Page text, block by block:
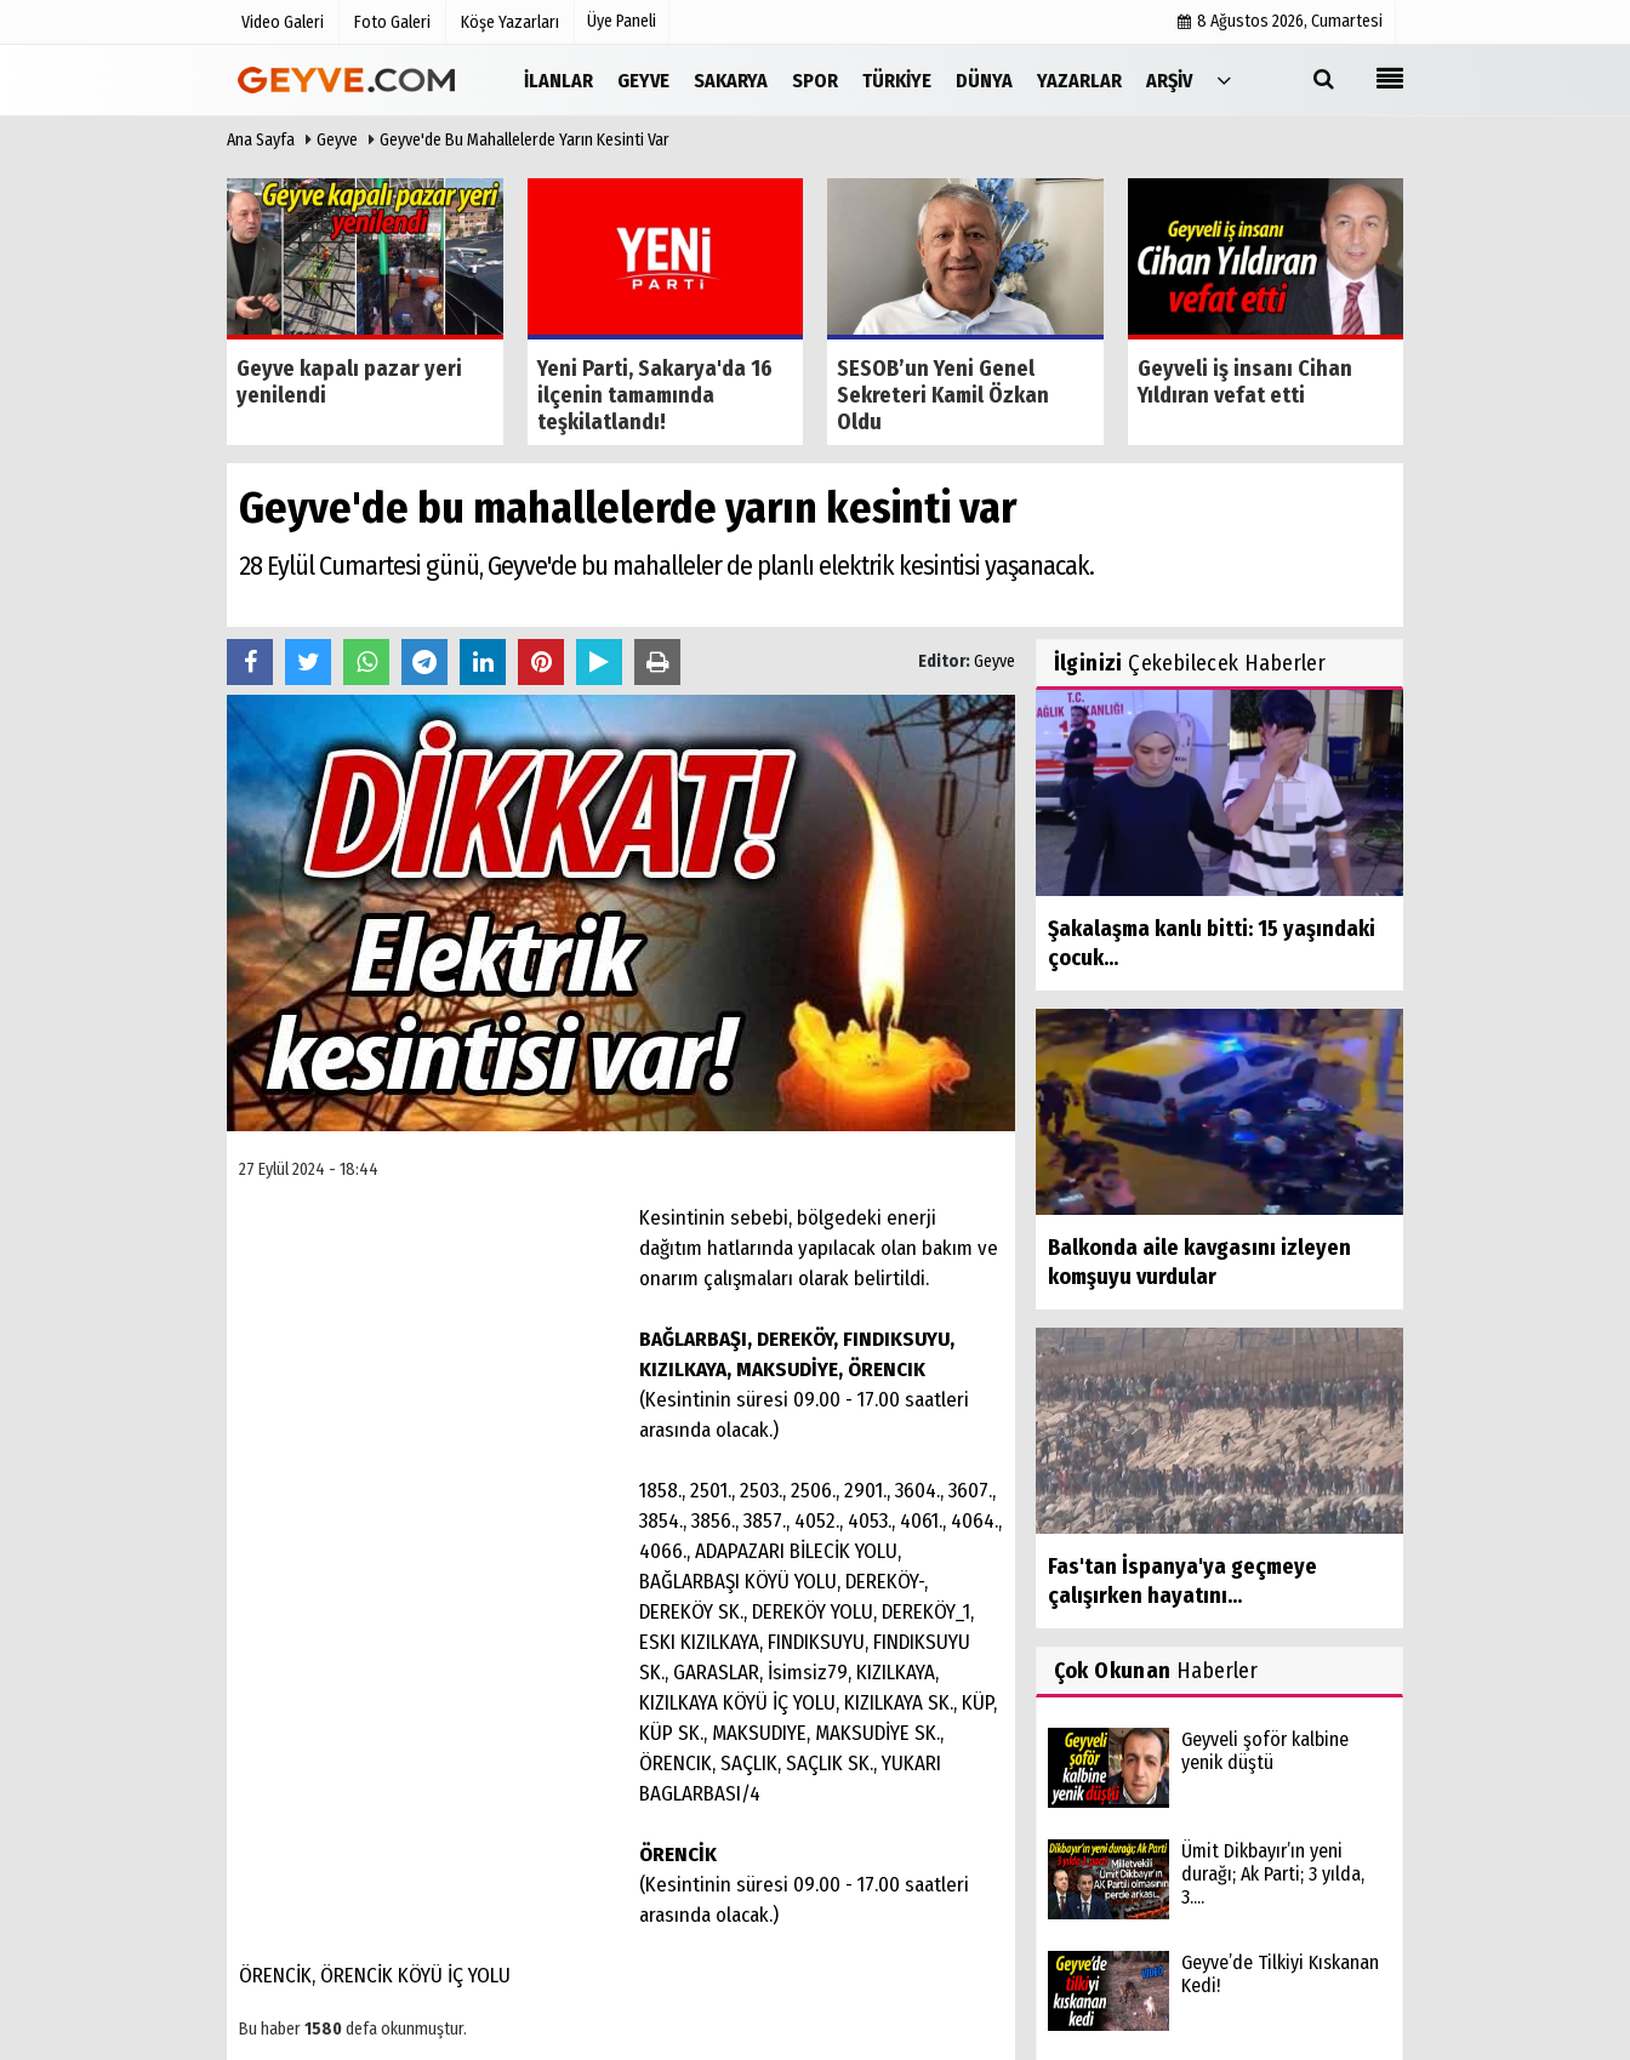
Video Galeri Foto Galeri Köşe Yazarları Üye Paneli 8 Ağustos 2026, Cumartesi
İLANLAR GEYVE SAKARYA SPOR TÜRKIYE DÜNYA YAZARLAR ARŞIV
Anketler
Biyografiler
Video Galeri
Foto Galeri
Etkinlikler
Medyabar.com
Künye
İletişim
Ana Sayfa Geyve Geyve'de Bu Mahallelerde Yarın Kesinti Var
Geyve kapalı pazar yeri
yenilendi
Yeni Parti, Sakarya'da 16
ilçenin tamamında
teşkilatlandı!
SESOB’un Yeni Genel
Sekreteri Kamil Özkan
Oldu
Geyveli iş insanı Cihan
Yıldıran vefat etti
Geyve'de bu mahallelerde yarın kesinti var
28 Eylül Cumartesi günü, Geyve'de bu mahalleler de planlı elektrik kesintisi yaşanacak.
Editor:Geyve
27 Eylül 2024 - 18:44
Kesintinin sebebi, bölgedeki enerji
dağıtım hatlarında yapılacak olan bakım ve
onarım çalışmaları olarak belirtildi.
BAĞLARBAŞI, DEREKÖY, FINDIKSUYU,
KIZILKAYA, MAKSUDİYE, ÖRENCIK
(Kesintinin süresi 09.00 - 17.00 saatleri
arasında olacak.)
1858., 2501., 2503., 2506., 2901., 3604., 3607.,
3854., 3856., 3857., 4052., 4053., 4061., 4064.,
4066., ADAPAZARI BİLECİK YOLU,
BAĞLARBAŞI KÖYÜ YOLU, DEREKÖY-,
DEREKÖY SK., DEREKÖY YOLU, DEREKÖY_1,
ESKI KIZILKAYA, FINDIKSUYU, FINDIKSUYU
SK., GARASLAR, İsimsiz79, KIZILKAYA,
KIZILKAYA KÖYÜ İÇ YOLU, KIZILKAYA SK., KÜP,
KÜP SK., MAKSUDIYE, MAKSUDİYE SK.,
ÖRENCIK, SAÇLIK, SAÇLIK SK., YUKARI
BAGLARBASI/4
ÖRENCİK
(Kesintinin süresi 09.00 - 17.00 saatleri
arasında olacak.)
ÖRENCİK, ÖRENCİK KÖYÜ İÇ YOLU
Bu haber1580defa okunmuştur.
İlginizi Çekebilecek Haberler
Şakalaşma kanlı bitti: 15 yaşındaki
çocuk...
Balkonda aile kavgasını izleyen
komşuyu vurdular
Fas'tan İspanya'ya geçmeye
çalışırken hayatını...
Çok Okunan Haberler
Geyveli şoför kalbine
yenik düştü
Ümit Dikbayır’ın yeni
durağı; Ak Parti; 3 yılda,
3....
Geyve’de Tilkiyi Kıskanan
Kedi!